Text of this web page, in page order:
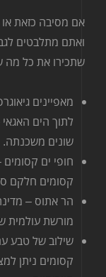
אם מסיבה כזאת
ואתם מתלבטים
שתכירו את כל מה
מאפיינים
לתוך הים
שונים משכנתה.
חופי ים
קסומים חלקם
הר אתוס –
מורשת עולמית
שילוב של טבע
קסומים ניתן